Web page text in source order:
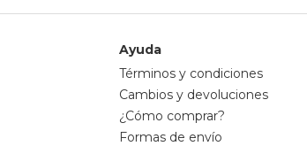
Ayuda
Términos y condiciones
Cambios y devoluciones
¿Cómo comprar?
Formas de envío